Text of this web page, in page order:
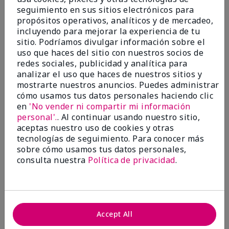
Marcar esta opinión
5
Satisfied
EnviadoHace 3 meses
por Keyrone
deLaBelle, FL
Evaluado en
marykay.com/en-us/
Since using MK products, my skin hasn't been as oily.
I've received compliments that my complexion has
Tyre, for introducing me to these products!
seguimiento en sus sitios electrónicos para
propósitos operativos, analíticos y de mercadeo,
incluyendo para mejorar la experiencia de tu
sitio. Podríamos divulgar información sobre el
uso que haces del sitio con nuestros socios de
redes sociales, publicidad y analítica para
analizar el uso que haces de nuestros sitios y
mostrarte nuestros anuncios. Puedes administrar
cómo usamos tus datos personales haciendo clic
en 'No vender ni compartir mi información
personal'.. Al continuar usando nuestro sitio,
aceptas nuestro uso de cookies y otras
tecnologías de seguimiento. Para conocer más
sobre cómo usamos tus datos personales,
consulta nuestra Política de privacidad.
Accept All